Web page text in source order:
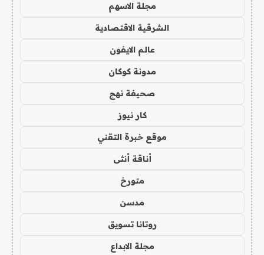
مجلة الاسهم
الشرقية الاقتصادية
عالم الايفون
مدونة كوكان
صحيفة نهج
كار نيوز
موقع خبرة التقني
أناقة أنثى
متورخ
مدسن
روتانا تسويق
مجلة الابداع